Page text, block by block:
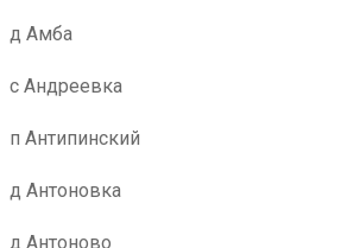
д Амба
с Андреевка
п Антипинский
д Антоновка
д Антоново